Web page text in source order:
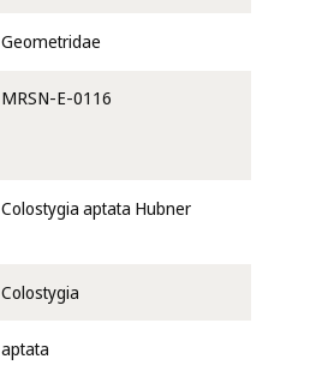
Geometridae
MRSN-E-0116
Colostygia aptata Hubner
Colostygia
aptata